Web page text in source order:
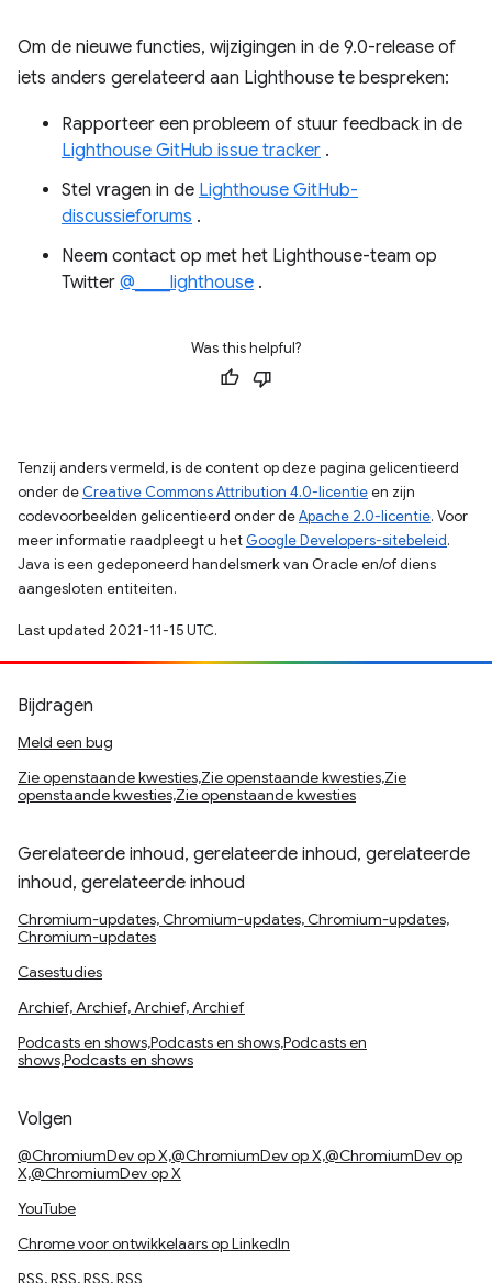
Om de nieuwe functies, wijzigingen in de 9.0-release of
iets anders gerelateerd aan Lighthouse te bespreken:
Rapporteer een probleem of stuur feedback in de
Lighthouse GitHub issue tracker .
Stel vragen in de Lighthouse GitHub-
discussieforums .
Neem contact op met het Lighthouse-team op
Twitter @____lighthouse .
Was this helpful?
Tenzij anders vermeld, is de content op deze pagina gelicentieerd
onder de Creative Commons Attribution 4.0-licentieen zijn
codevoorbeelden gelicentieerd onder deApache 2.0-licentie. Voor
meer informatie raadpleegt u het Google Developers-sitebeleid.
Java is een gedeponeerd handelsmerk van Oracle en/of diens
aangesloten entiteiten.
Last updated 2021-11-15 UTC.
Bijdragen
Meld een bug
Zie openstaande kwesties,Zie openstaande kwesties,Zie
openstaande kwesties,Zie openstaande kwesties
Gerelateerde inhoud, gerelateerde inhoud, gerelateerde
inhoud, gerelateerde inhoud
Chromium-updates, Chromium-updates, Chromium-updates,
Chromium-updates
Casestudies
Archief, Archief, Archief, Archief
Podcasts en shows,Podcasts en shows,Podcasts en
shows,Podcasts en shows
Volgen
@ChromiumDev op X,@ChromiumDev op X,@ChromiumDev op
X,@ChromiumDev op X
YouTube
Chrome voor ontwikkelaars op LinkedIn
RSS, RSS, RSS, RSS